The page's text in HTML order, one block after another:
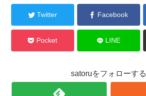
Twitter Facebook
Pocket LINE
satoruをフォローする